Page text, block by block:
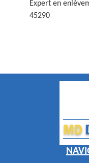
Expert en
45290